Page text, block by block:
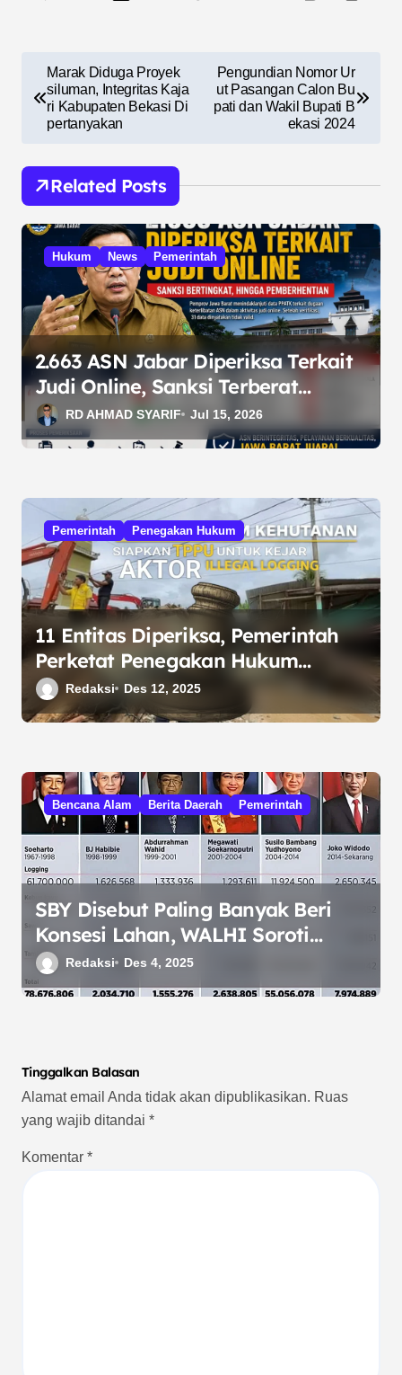
a
a
s
p
o
s
Marak Diduga Proyek
siluman, Integritas Kaja
ri Kabupaten Bekasi Di
pertanyakan
Pengundian Nomor Ur
ut Pasangan Calon Bu
pati dan Wakil Bupati B
ekasi 2024
Related Posts
Hukum News Pemerintah
2.663 ASN Jabar Diperiksa Terkait
Judi Online, Sanksi Terberat
Berujung Pemberhentian
RD AHMAD SYARIF Jul 15, 2026
Pemerintah Penegakan Hukum
11 Entitas Diperiksa, Pemerintah
Perketat Penegakan Hukum
Kehutanan di Tapanuli Selatan
Redaksi Des 12, 2025
Bencana Alam Berita Daerah Pemerintah
SBY Disebut Paling Banyak Beri
Konsesi Lahan, WALHI Soroti
Dampaknya pada Bencana di
Sumatera
Redaksi Des 4, 2025
Tinggalkan Balasan
Alamat email Anda tidak akan dipublikasikan. Ruas
yang wajib ditandai *
Komentar *